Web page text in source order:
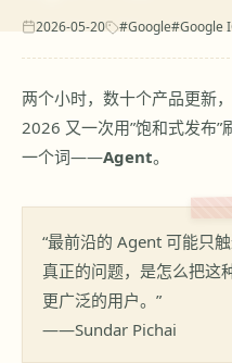
2026-05-20 #Google#Google
两个小时，数十个产品更新
2026 又一次用”饱和式发布
一个词——Agent。
“最前沿的 Agent 可能只
真正的问题，是怎么把这
更广泛的用户。”
——Sundar Pichai